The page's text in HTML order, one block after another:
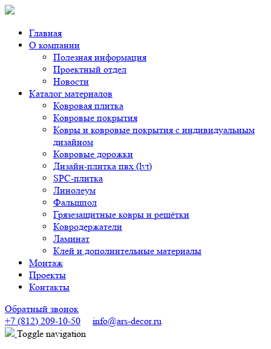
Главная
О компании
Полезная информация
Проектный отдел
Новости
Каталог материалов
Ковровая плитка
Ковровые покрытия
Ковры и ковровые покрытия с индивидуальным
дизайном
Ковровые дорожки
Дизайн-плитка пвх (lvt)
SPC-плитка
Линолеум
Фальшпол
Грязезащитные ковры и решётки
Ковродержатели
Ламинат
Клей и дополнительные материалы
Монтаж
Проекты
Контакты
Обратный звонок
+7 (812) 209-10-50
info@ars-decor.ru
Toggle navigation